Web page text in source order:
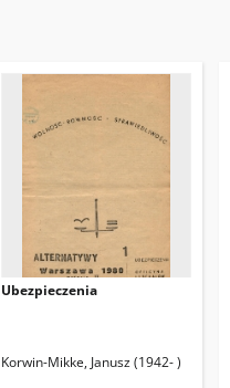
Ubezpieczenia
Korwin-Mikke, Janusz (1942- )